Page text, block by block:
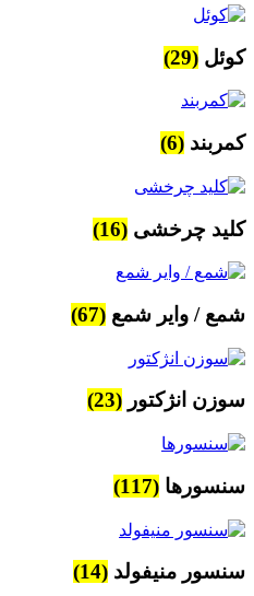
کوئل (29)
کمربند (6)
کلید چرخشی (16)
شمع / وایر شمع (67)
سوزن انژکتور (23)
سنسورها (117)
سنسور منیفولد (14)